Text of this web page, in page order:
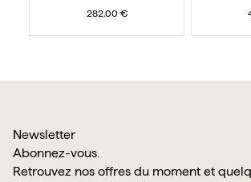
282,00 €
Newsletter
Abonnez-vous.
Retrouvez nos offres du moment et